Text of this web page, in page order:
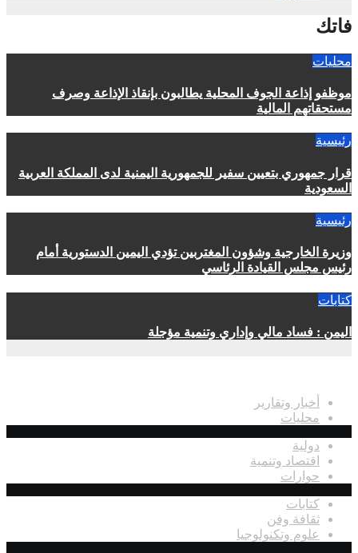
فاتك
محليات
موظفو إذاعة الجوف المحلية يطالبون بإنقاذ الإذاعة وصرف
مستحقاتهم المالية
رئيسية
قرار جمهوري بتعيين سفير للجمهورية اليمنية لدى المملكة العربية
السعودية
رئيسية
وزيرة الخارجية وشؤون المغتربين تؤدي اليمين الدستورية أمام
رئيس مجلس القيادة الرئاسي
كتابات
اليمن : فساد مالي وإداري وتنمية مؤجلة
أخبار وتقارير
محليات
دولية
اقتصاد وتنمية
حوارات
كتابات
ثقافة وفن
علوم وتكنولوجيا